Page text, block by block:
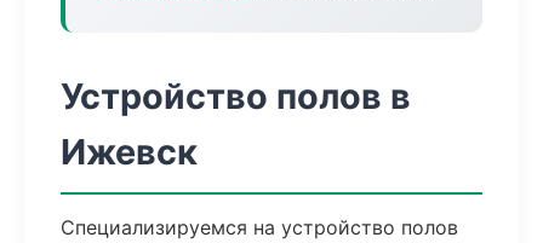
Устройство полов в
Ижевск
Специализируемся на устройство полов